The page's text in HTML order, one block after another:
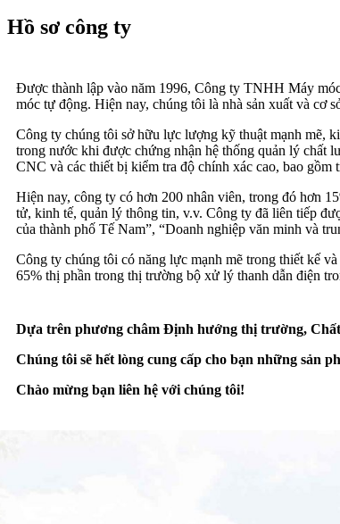
Hồ sơ công ty
Được thành lập vào năm 1996, Công ty TNHH Máy
móc tự động. Hiện nay, chúng tôi là nhà sản xuất và cơ
Công ty chúng tôi sở hữu lực lượng kỹ thuật mạnh mẽ,
trong nước khi được chứng nhận hệ thống quản lý chất
CNC và các thiết bị kiểm tra độ chính xác cao, bao
Hiện nay, công ty có hơn 200 nhân viên, trong đó hơn
tử, kinh tế, quản lý thông tin, v.v. Công ty đã liên tiếp
của thành phố Tế Nam”, “Doanh nghiệp văn minh và
Công ty chúng tôi có năng lực mạnh mẽ trong thiết kế
65% thị phần trong thị trường bộ xử lý thanh dẫn điện
Dựa trên phương châm Định hướng thị trường,
Chúng tôi sẽ hết lòng cung cấp cho bạn những sản
Chào mừng bạn liên hệ với chúng tôi!